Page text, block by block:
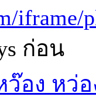
iframe/
ก่อน
ว๊อง หว่อ